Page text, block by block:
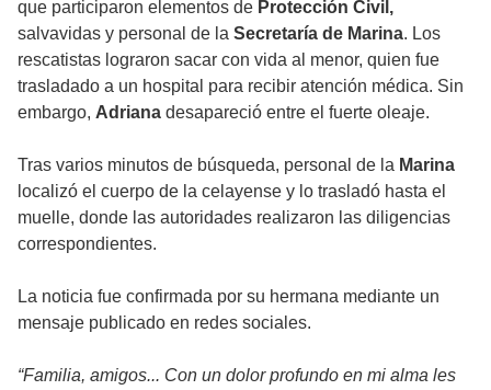
que participaron elementos de Protección Civil,
salvavidas y personal de la Secretaría de Marina. Los
rescatistas lograron sacar con vida al menor, quien fue
trasladado a un hospital para recibir atención médica. Sin
embargo, Adriana desapareció entre el fuerte oleaje.
Tras varios minutos de búsqueda, personal de la Marina
localizó el cuerpo de la celayense y lo trasladó hasta el
muelle, donde las autoridades realizaron las diligencias
correspondientes.
La noticia fue confirmada por su hermana mediante un
mensaje publicado en redes sociales.
“Familia, amigos... Con un dolor profundo en mi alma les